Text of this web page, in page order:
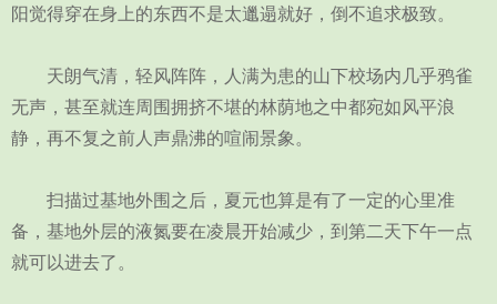
阳觉得穿在身上的东西不是太邋遢就好，倒不追求极致。
天朗气清，轻风阵阵，人满为患的山下校场内几乎鸦雀
无声，甚至就连周围拥挤不堪的林荫地之中都宛如风平浪
静，再不复之前人声鼎沸的喧闹景象。
扫描过基地外围之后，夏元也算是有了一定的心里准
备，基地外层的液氮要在凌晨开始减少，到第二天下午一点
就可以进去了。